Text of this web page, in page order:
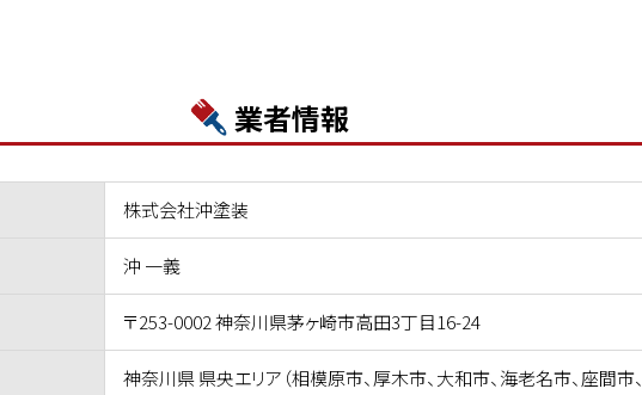
業者情報
株式会社沖塗装
沖 一義
〒253-0002 神奈川県茅ヶ崎市高田3丁目16-24
神奈川県 県央エリア（相模原市、厚木市、大和市、海老名市、座間市、